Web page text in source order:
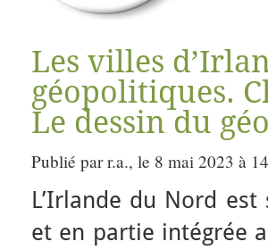
Les villes
géopolitiques.
Le dessin du
Publié par r.a., le 8 mai 2023 à
L’Irlande du Nord
et en partie intégrée